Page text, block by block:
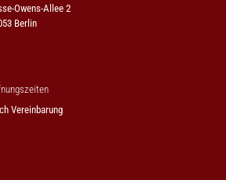
Owens-Allee 2
Berlin
Vereinbarung